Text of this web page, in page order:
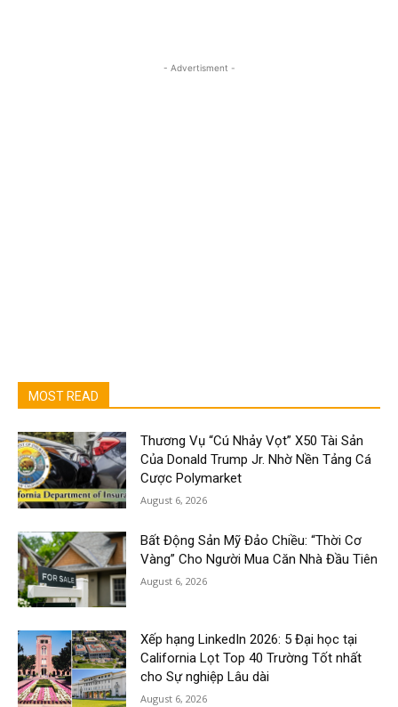
- Advertisment -
MOST READ
Thương Vụ “Cú Nhảy Vọt” X50 Tài Sản
Của Donald Trump Jr. Nhờ Nền Tảng Cá
Cược Polymarket
August 6, 2026
Bất Động Sản Mỹ Đảo Chiều: “Thời Cơ
Vàng” Cho Người Mua Căn Nhà Đầu Tiên
August 6, 2026
Xếp hạng LinkedIn 2026: 5 Đại học tại
California Lọt Top 40 Trường Tốt nhất
cho Sự nghiệp Lâu dài
August 6, 2026